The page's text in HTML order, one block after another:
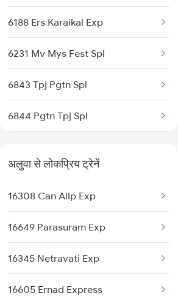
Marthandam to Shoranur Trains
6188 Ers Karaikal Exp
6231 Mv Mys Fest Spl
6843 Tpj Pgtn Spl
6844 Pgtn Tpj Spl
16159 Ms Maq Exp
16160 Maq Chennai Exp
16187 Kik Ers Express
अलुवा से लोकप्रिय ट्रेनें
16308 Can Allp Exp
16649 Parasuram Exp
16345 Netravati Exp
16605 Ernad Express